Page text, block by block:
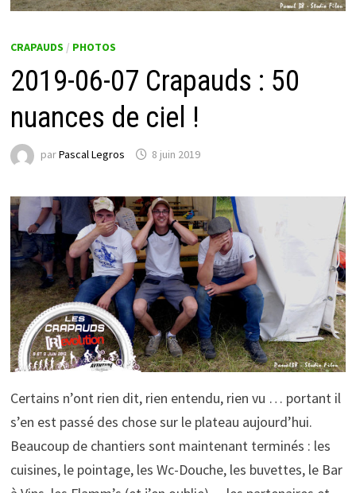
CRAPAUDS / PHOTOS
2019-06-07 Crapauds : 50
nuances de ciel !
parPascal Legros 8 juin 2019
Certains n’ont rien dit, rien entendu, rien vu … portant il
s’en est passé des chose sur le plateau aujourd’hui.
Beaucoup de chantiers sont maintenant terminés : les
cuisines, le pointage, les Wc-Douche, les buvettes, le Bar